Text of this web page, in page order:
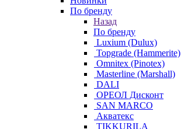
По бренду
Назад
По бренду
Luxium (Dulux)
Topgrade (Hammerite)
Omnitex (Pinotex)
Masterline (Marshall)
DALI
ОРЕОЛ Дисконт
SAN MARCO
Акватекс
TIKKURILA